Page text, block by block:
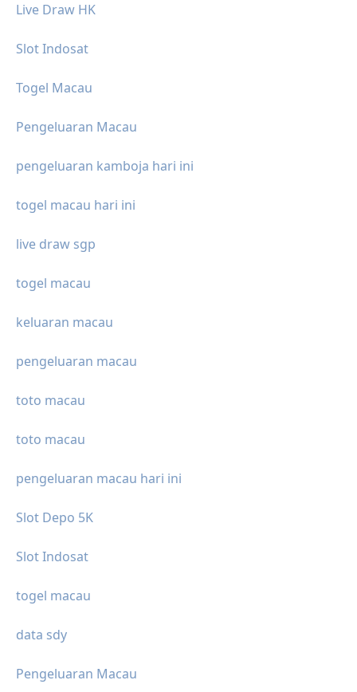
Live Draw HK
Slot Indosat
Togel Macau
Pengeluaran Macau
pengeluaran kamboja hari ini
togel macau hari ini
live draw sgp
togel macau
keluaran macau
pengeluaran macau
toto macau
toto macau
pengeluaran macau hari ini
Slot Depo 5K
Slot Indosat
togel macau
data sdy
Pengeluaran Macau